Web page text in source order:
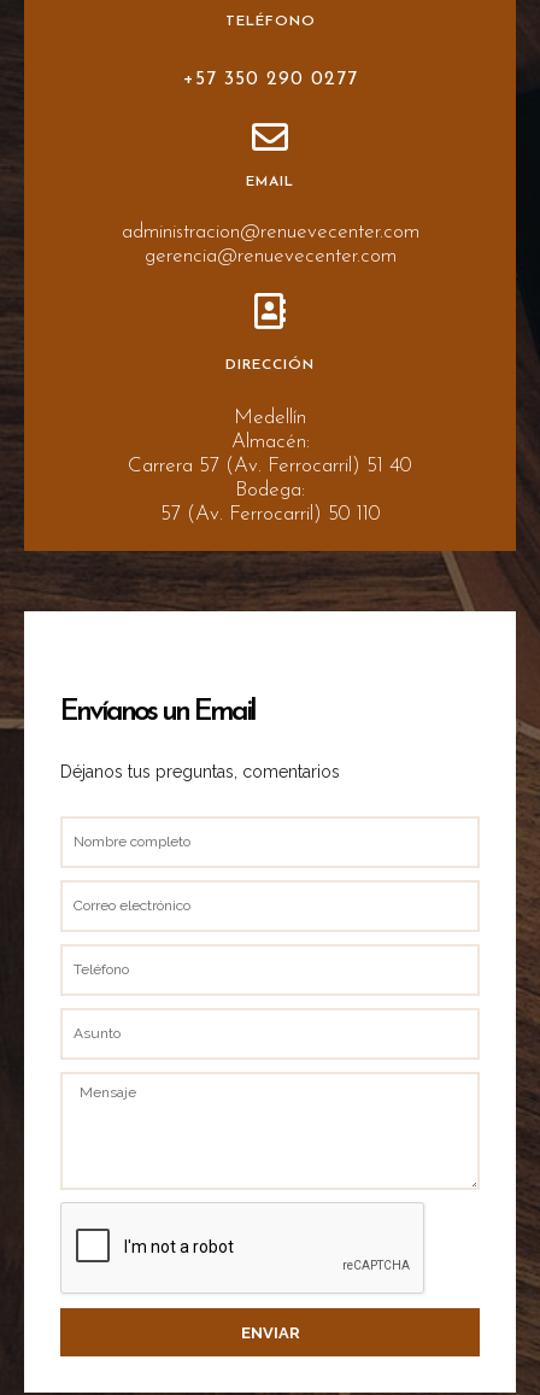
TELÉFONO
+57 350 290 0277
EMAIL
administracion@renuevecenter.com
gerencia@renuevecenter.com
DIRECCIÓN
Medellín
Almacén:
Carrera 57 (Av. Ferrocarril) 51 40
Bodega:
57 (Av. Ferrocarril) 50 110
Envíanos un Email
Déjanos tus preguntas, comentarios
Mensaje
ENVIAR